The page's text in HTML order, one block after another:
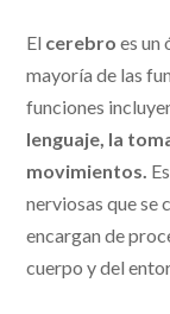
El cerebro es un
mayoría de las
funciones
lenguaje, la
movimientos.
nerviosas que se
encargan de
cuerpo y del